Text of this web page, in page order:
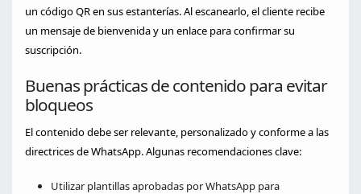
un código QR en sus estanterías. Al escanearlo, el cliente recibe
un mensaje de bienvenida y un enlace para confirmar su
suscripción.
Buenas prácticas de contenido para evitar
bloqueos
El contenido debe ser relevante, personalizado y conforme a las
directrices de WhatsApp. Algunas recomendaciones clave:
Utilizar plantillas aprobadas por WhatsApp para